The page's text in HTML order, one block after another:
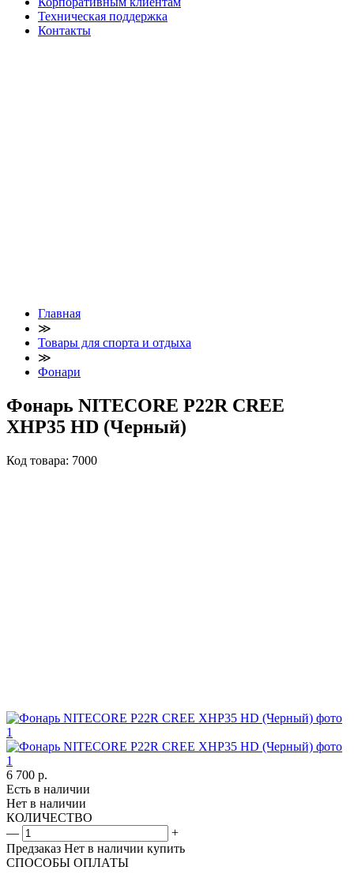
Техническая поддержка
Контакты
Главная
≫
Товары для спорта и отдыха
≫
Фонари
Фонарь NITECORE P22R CREE
XHP35 HD (Черный)
Код товара: 7000
6 700 р.
Есть в наличии
Нет в наличии
КОЛИЧЕСТВО
—
+
Предзаказ Нет в наличии купить
СПОСОБЫ ОПЛАТЫ